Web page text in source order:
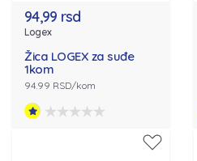
94,99 rsd
Logex
Žica LOGEX za suđe
1kom
94.99 RSD/kom